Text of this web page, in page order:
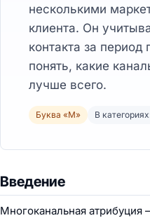
несколькими
клиента. Он
контакта за период
понять, какие
лучше всего.
Буква «М» В
Введение
Многоканальная атрибуция